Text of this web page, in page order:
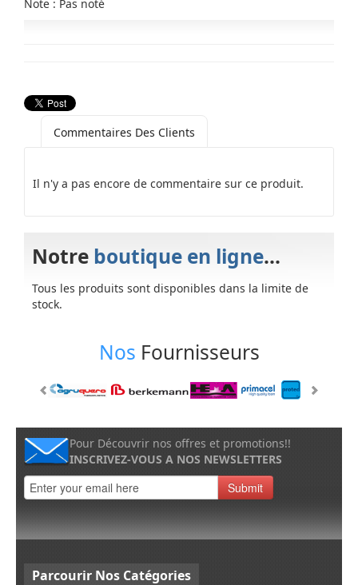
Note : Pas noté
Commentaires Des Clients
Il n'y a pas encore de commentaire sur ce produit.
Notre boutique en ligne...
Tous les produits sont disponibles dans la limite de
stock.
Nos Fournisseurs
Pour Découvrir nos offres et promotions!!
INSCRIVEZ-VOUS A NOS NEWSLETTERS
Submit
Parcourir Nos Catégories